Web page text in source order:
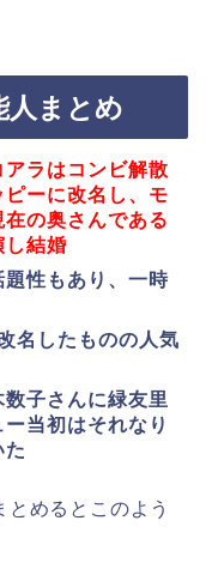
人まとめ
ラはコンビ解散
ーに改名し、 モ
の奥さんである
し結婚
性もあり、一時
名したものの人気
子さんに緑友里
当初はそれなり
た
めるとこのよう